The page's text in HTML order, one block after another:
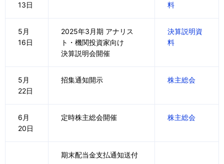
13日
料
5月
16日
2025年3月期 アナリス
ト・機関投資家向け
決算説明会開催
決算説明資
料
5月
22日
招集通知開示 株主総会
6月
20日
定時株主総会開催 株主総会
期末配当金支払通知送付